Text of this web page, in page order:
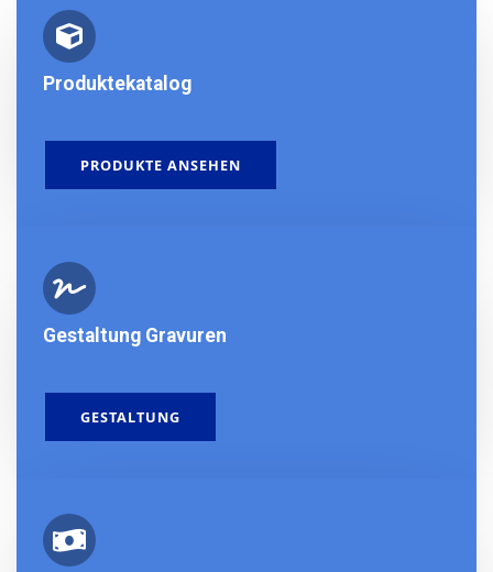
Produktekatalog
PRODUKTE ANSEHEN
Gestaltung Gravuren
GESTALTUNG